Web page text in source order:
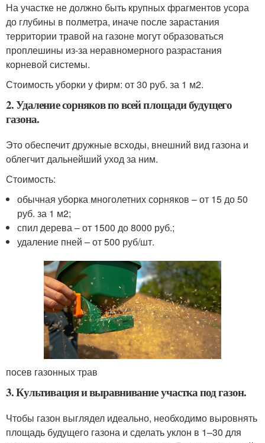
На участке не должно быть крупных фрагментов усора
до глубины в полметра, иначе после зарастания
территории травой на газоне могут образоваться
проплешины из-за неравномерного разрастания
корневой системы.
Стоимость уборки у фирм: от 30 руб. за 1 м2.
2. Удаление сорняков по всей площади будущего
газона.
Это обеспечит дружные всходы, внешний вид газона и
облегчит дальнейший уход за ним.
Стоимость:
обычная уборка многолетних сорняков – от 15 до 50
руб. за 1 м2;
спил дерева – от 1500 до 8000 руб.;
удаление пней – от 500 руб/шт.
посев газонных трав
3. Культивация и выравнивание участка под газон.
Чтобы газон выглядел идеально, необходимо выровнять
площадь будущего газона и сделать уклон в 1–30 для